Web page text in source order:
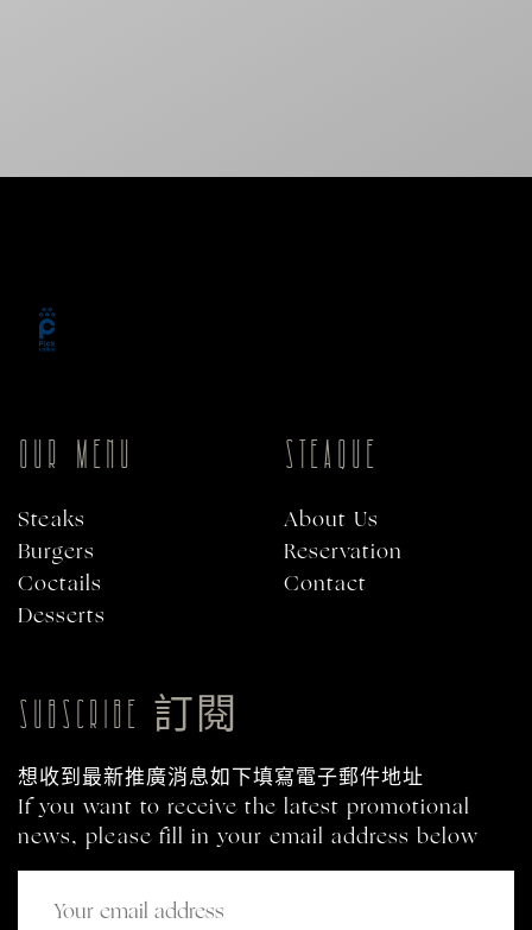
OUR MENU
Steaks
Burgers
Coctails
Desserts
STEAQUE
About Us
Reservation
Contact
SUBSCRIBE 訂閱
想收到最新推廣消息如下填寫電子郵件地址
If you want to receive the latest promotional
news, please fill in your email address below